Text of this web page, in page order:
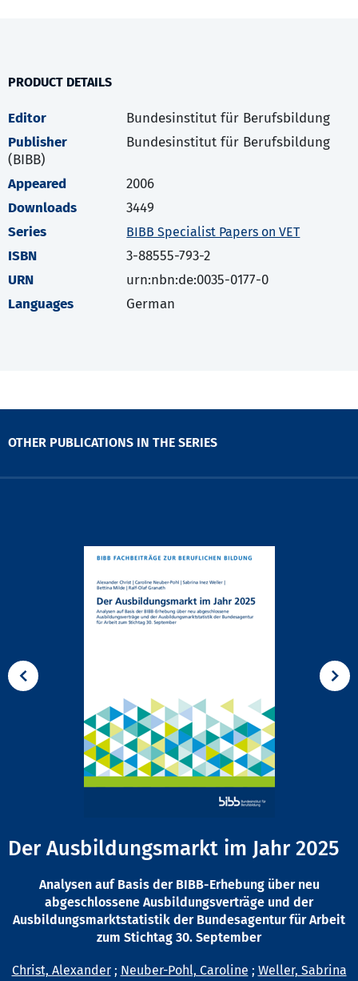
PRODUCT DETAILS
Editor
Bundesinstitut für Berufsbildung
Publisher
Bundesinstitut für Berufsbildung
(BIBB)
Appeared
2006
Downloads
3449
Series
BIBB Specialist Papers on VET
ISBN
3-88555-793-2
URN
urn:nbn:de:0035-0177-0
Languages
German
OTHER PUBLICATIONS IN THE SERIES
Der Ausbildungsmarkt im Jahr 2025
Analysen auf Basis der BIBB-Erhebung über neu
abgeschlossene Ausbildungsverträge und der
Ausbildungsmarktstatistik der Bundesagentur für Arbeit
zum Stichtag 30. September
Christ, Alexander; Neuber-Pohl, Caroline ; Weller, Sabrina